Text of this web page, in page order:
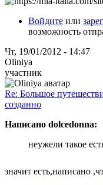
Войдите или
возможность
Чт, 19/01/2012 - 14:47
Oliniya
участник
Re: Большое
созданно
Написано dolcedonna:
неужели такое
значит есть,написано